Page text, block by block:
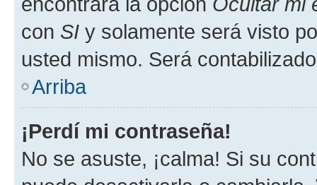
con SI y solamente será visto
usted mismo. Será
Arriba
¡Perdí mi contraseña!
No se asuste, ¡calma! Si su